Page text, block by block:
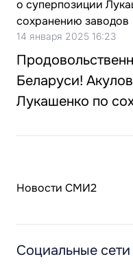
14 января 2025 16:23
Беларуси!
Лукашенко по
Новости СМИ2
Социальные сети